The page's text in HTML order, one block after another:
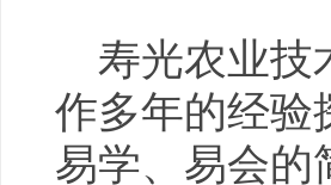
寿光农业技
作多年的经验
易学、易会的